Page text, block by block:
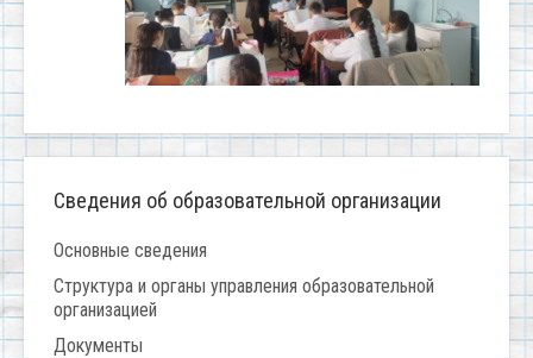
Сведения об образовательной организации
Основные сведения
Структура и органы управления образовательной
организацией
Документы